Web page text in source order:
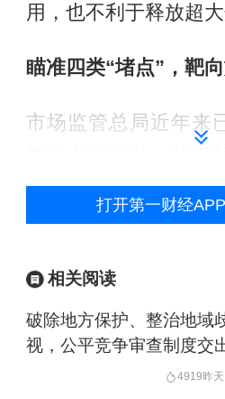
用，也不利于释放超
瞄准四类“堵点”，靶
市场监管总局近年来
策措施逐步减少，地
加规范，营商环境持
且“越来越隐蔽、越来
也正是基于这一判断
不再是简单的“查一
打开第一财经
相关阅读
破除地方保护、整治地域
视，公平竞争审查制度交
4919昨